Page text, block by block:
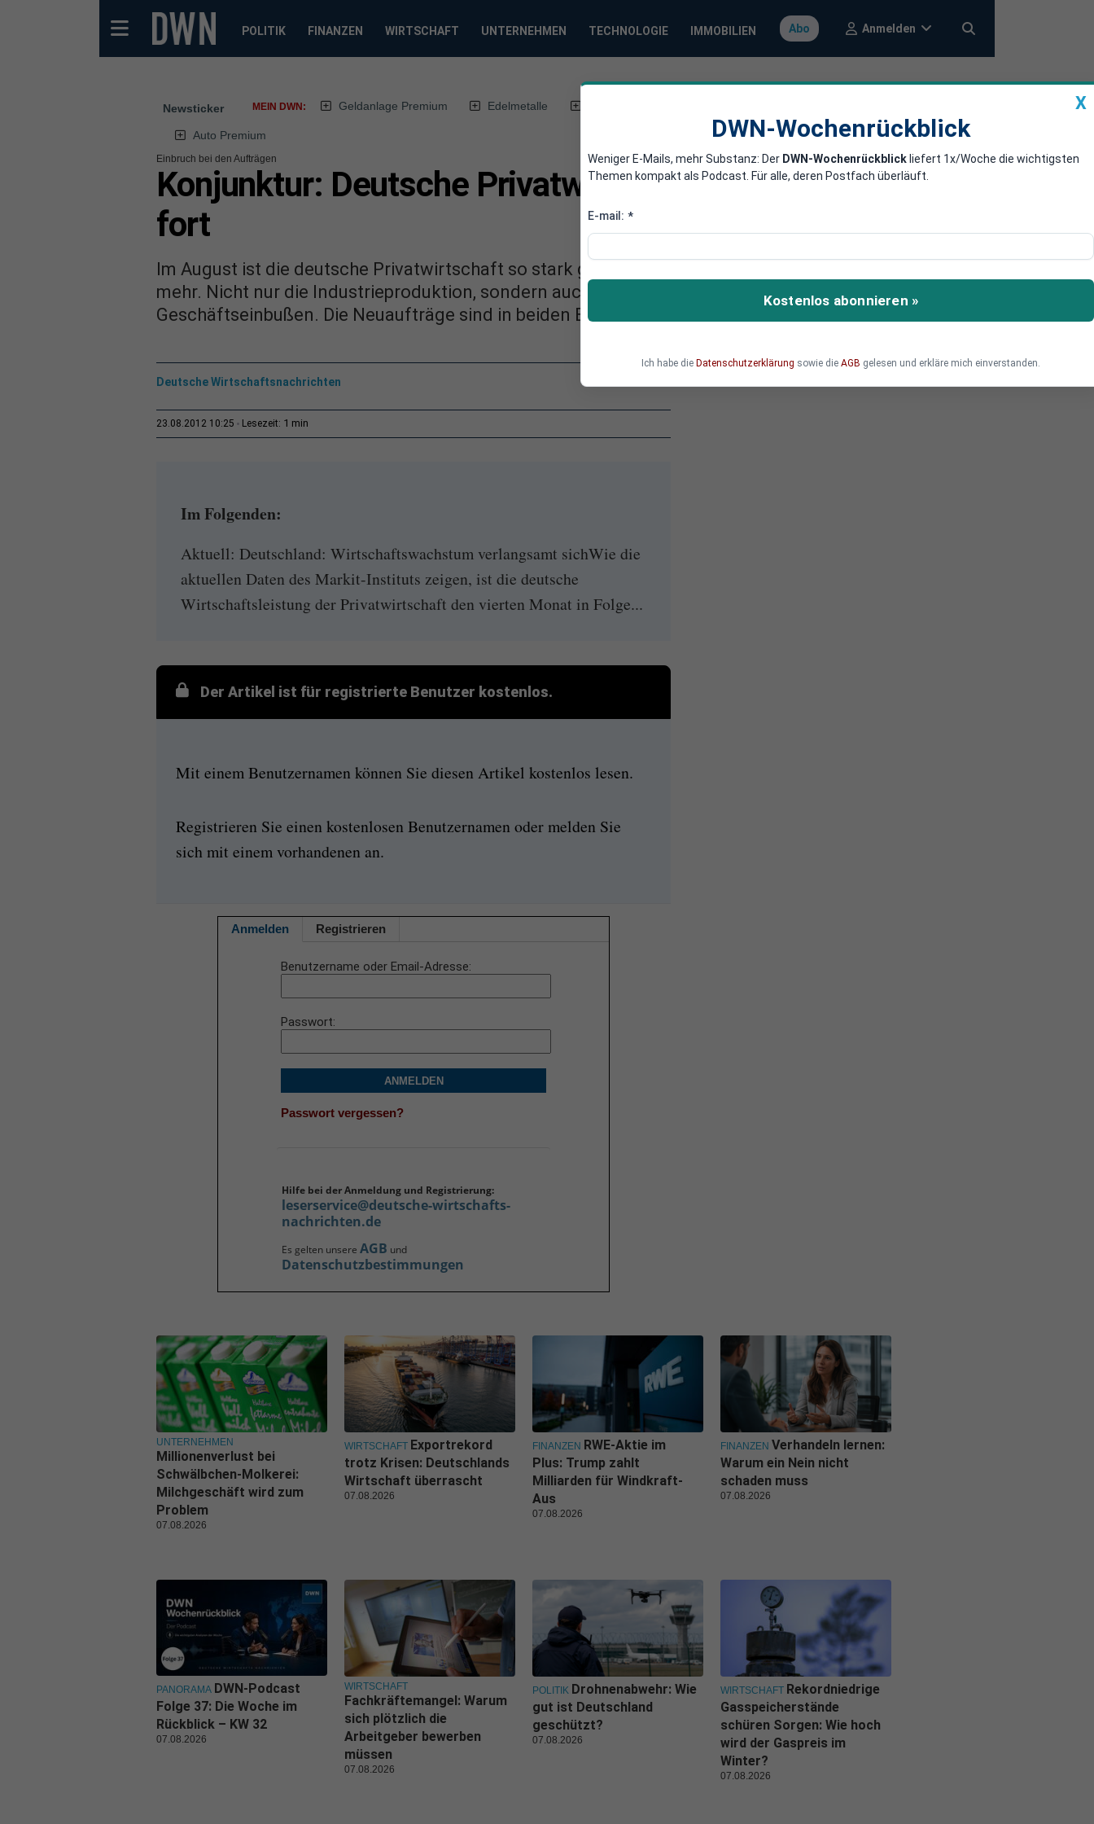
POLITIK FINANZEN WIRTSCHAFT UNTERNEHMEN TECHNOLOGIE IMMOBILIEN Abo Anmelden
Newsticker MEIN DWN: Geldanlage Premium Edelmetalle
Auto Premium
Einbruch bei den Aufträgen
Konjunktur: Deutsche Privatwirtschaft setzt Talfahrt
fort
Im August ist die deutsche Privatwirtschaft so stark geschrumpft, wie seit drei Jahren nicht
mehr. Nicht nur die Industrieproduktion, sondern auch der Service-Sektor verbuchte
Geschäftseinbußen. Die Neuaufträge sind in beiden Bereichen ebenfalls zurückgegangen.
Deutsche Wirtschaftsnachrichten
23.08.2012 10:25 Lesezeit: 1 min
Im Folgenden:
Aktuell: Deutschland: Wirtschaftswachstum verlangsamt sichWie die
aktuellen Daten des Markit-Instituts zeigen, ist die deutsche
Wirtschaftsleistung der Privatwirtschaft den vierten Monat in Folge...
Der Artikel ist für registrierte Benutzer kostenlos.
Mit einem Benutzernamen können Sie diesen Artikel kostenlos lesen.
Registrieren Sie einen kostenlosen Benutzernamen oder melden Sie
sich mit einem vorhandenen an.
Anmelden Registrieren
Benutzername oder Email-Adresse
Passwort
ANMELDEN
Passwort vergessen?
Hilfe bei der Anmeldung und Registrierung:
leserservice@deutsche-wirtschafts-
nachrichten.de
Es gelten unsere AGB und
Datenschutzbestimmungen
X
DWN-Wochenrückblick
Weniger E-Mails, mehr Substanz: Der DWN-Wochenrückblick liefert 1x/Woche die wichtigsten
Themen kompakt als Podcast. Für alle, deren Postfach überläuft.
E-mail: *
Kostenlos abonnieren »
Ich habe die Datenschutzerklärung sowie die AGB gelesen und erkläre mich einverstanden.
UNTERNEHMEN
Millionenverlust bei
Schwälbchen-Molkerei:
Milchgeschäft wird zum
Problem
07.08.2026
WIRTSCHAFT Exportrekord
trotz Krisen: Deutschlands
Wirtschaft überrascht
07.08.2026
FINANZEN RWE-Aktie im
Plus: Trump zahlt
Milliarden für Windkraft-
Aus
07.08.2026
FINANZEN Verhandeln lernen:
Warum ein Nein nicht
schaden muss
07.08.2026
PANORAMA DWN-Podcast
Folge 37: Die Woche im
Rückblick – KW 32
07.08.2026
WIRTSCHAFT
Fachkräftemangel: Warum
sich plötzlich die
Arbeitgeber bewerben
müssen
07.08.2026
POLITIK Drohnenabwehr: Wie
gut ist Deutschland
geschützt?
07.08.2026
WIRTSCHAFT Rekordniedrige
Gasspeicherstände
schüren Sorgen: Wie hoch
wird der Gaspreis im
Winter?
07.08.2026